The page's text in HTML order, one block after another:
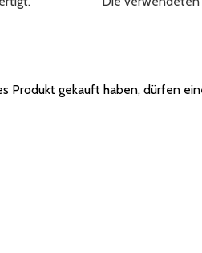
Produkt gekauft haben, dürfen